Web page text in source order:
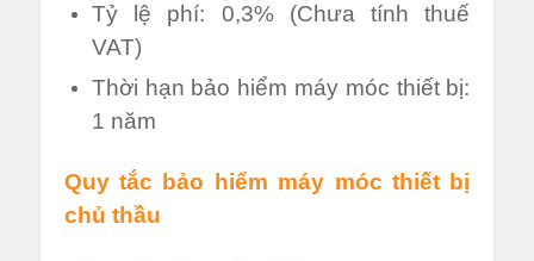
Tỷ lệ phí: 0,3% (Chưa tính thuế
VAT)
Thời hạn bảo hiểm máy móc thiết bị:
1 năm
Quy tắc bảo hiểm máy móc thiết bị
chủ thầu